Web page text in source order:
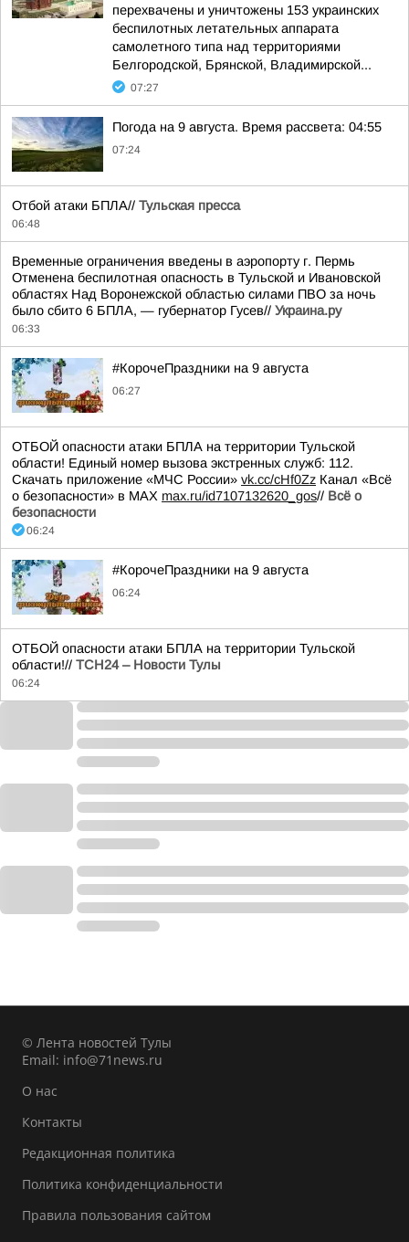
перехвачены и уничтожены 153 украинских
беспилотных летательных аппарата
самолетного типа над территориями
Белгородской, Брянской, Владимирской...
07:27
Погода на 9 августа. Время рассвета: 04:55
07:24
Отбой атаки БПЛА// Тульская пресса
06:48
Временные ограничения введены в аэропорту г. Пермь
Отменена беспилотная опасность в Тульской и Ивановской
областях Над Воронежской областью силами ПВО за ночь
было сбито 6 БПЛА, — губернатор Гусев// Украина.ру
06:33
#КорочеПраздники на 9 августа
06:27
ОТБОЙ опасности атаки БПЛА на территории Тульской
области! Единый номер вызова экстренных служб: 112.
Скачать приложение «МЧС России» vk.cc/cHf0Zz Канал «Всё
о безопасности» в МАХ max.ru/id7107132620_gos// Всё о
безопасности
06:24
#КорочеПраздники на 9 августа
06:24
ОТБОЙ опасности атаки БПЛА на территории Тульской
области!// ТСН24 – Новости Тулы
06:24
© Лента новостей Тулы
Email: info@71news.ru
О нас
Контакты
Редакционная политика
Политика конфиденциальности
Правила пользования сайтом